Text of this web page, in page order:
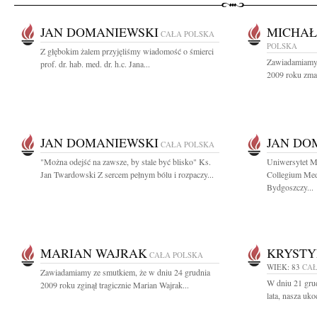
JAN DOMANIEWSKI CAŁA POLSKA
Z głębokim żalem przyjęliśmy wiadomość o śmierci
prof. dr. hab. med. dr. h.c. Jana...
POLSKA
2009 roku
JAN DOMANIEWSKI CAŁA POLSKA
"Można odejść na zawsze, by stale być blisko" Ks.
Jan Twardowski Z sercem pełnym bólu i rozpaczy...
JAN
Uniwersytet
Collegium
Bydgoszczy...
MARIAN WAJRAK CAŁA POLSKA
Zawiadamiamy ze smutkiem, że w dniu 24 grudnia
2009 roku zginął tragicznie Marian Wajrak...
WIEK: 83
W dniu 21
lata, nasza